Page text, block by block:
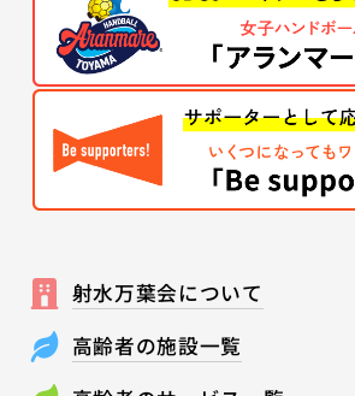
射水万葉会について
高齢者の施設一覧